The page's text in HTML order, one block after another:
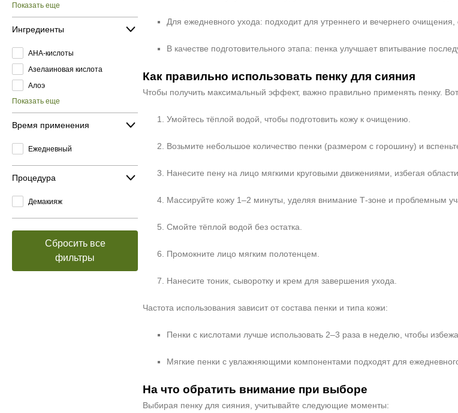
Показать еще
Ингредиенты
AHA-кислоты
Азелаиновая кислота
Алоэ
Показать еще
Время применения
Ежедневный
Процедура
Демакияж
Сбросить все
фильтры
Для ежедневного ухода: подходит для утреннего и вечернего
В качестве подготовительного этапа: пенка улучшает впитывание
Как правильно использовать пенку для сияния
Чтобы получить максимальный эффект, важно правильно применять пенку.
Умойтесь тёплой водой, чтобы подготовить кожу к очищению.
Возьмите небольшое количество пенки (размером с горошину) и
Нанесите пену на лицо мягкими круговыми движениями, избегая области
Массируйте кожу 1–2 минуты, уделяя внимание Т‑зоне и проблемным
Смойте тёплой водой без остатка.
Промокните лицо мягким полотенцем.
Нанесите тоник, сыворотку и крем для завершения ухода.
Частота использования зависит от состава пенки и типа кожи:
Пенки с кислотами лучше использовать 2–3 раза в неделю, чтобы
Мягкие пенки с увлажняющими компонентами подходят для
На что обратить внимание при выборе
Выбирая пенку для сияния, учитывайте следующие моменты: